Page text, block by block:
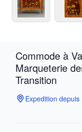
Commode à
Marqueterie
Transition
Expedition depuis